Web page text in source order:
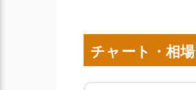
チャート・相場